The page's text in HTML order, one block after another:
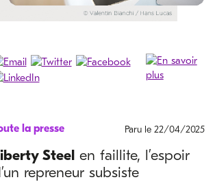
la presse Paru le 22/04/2025
Steelen faillite, l’espoir
repreneur subsiste